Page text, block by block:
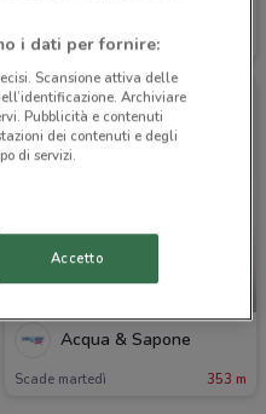
Scade il 02/09
Acqua & Sapone
Scade martedì 353 m
i dati per fornire:
Scansione attiva delle
Archiviare
Pubblicità e contenuti
dei contenuti e degli
di servizi.
Accetto